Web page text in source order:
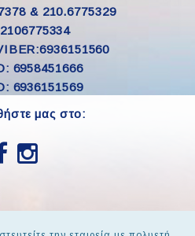
& 210.6775329
6958451666
6936151569
μας στο: